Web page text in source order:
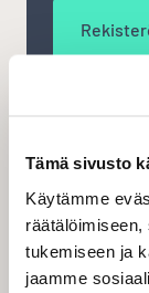
Tämä sivusto
Käytämme
tukemiseen ja
jaamme
Maksu